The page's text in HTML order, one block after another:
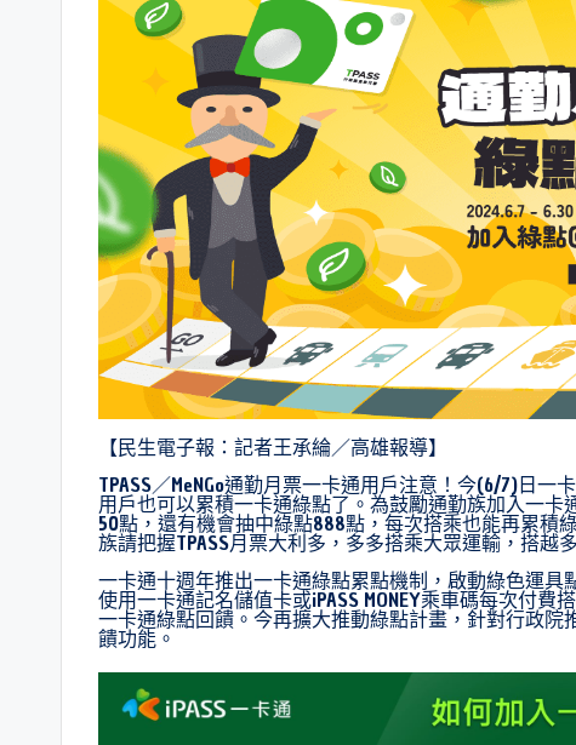
【民生電子報：記者王承綸／高雄報導】
TPASS／MeNGo通勤月票一卡通用戶注意！今(6/7)日一
用戶也可以累積一卡通綠點了。為鼓勵通勤族加入一
50點，還有機會抽中綠點888點，每次搭乘也能再累積
族請把握TPASS月票大利多，多多搭乘大眾運輸，搭越
一卡通十週年推出一卡通綠點累點機制，啟動綠色運
使用一卡通記名儲值卡或iPASS MONEY乘車碼每次付
一卡通綠點回饋。今再擴大推動綠點計畫，針對行政
饋功能。